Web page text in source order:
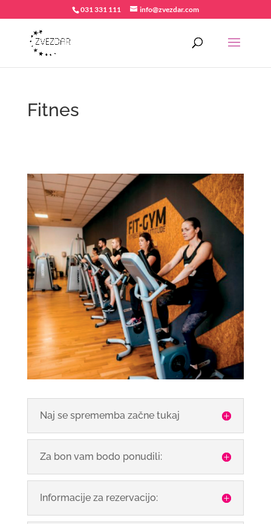
031 331 111 info@zvezdar.com
Fitnes
Naj se sprememba začne tukaj
Za bon vam bodo ponudili:
Informacije za rezervacijo: